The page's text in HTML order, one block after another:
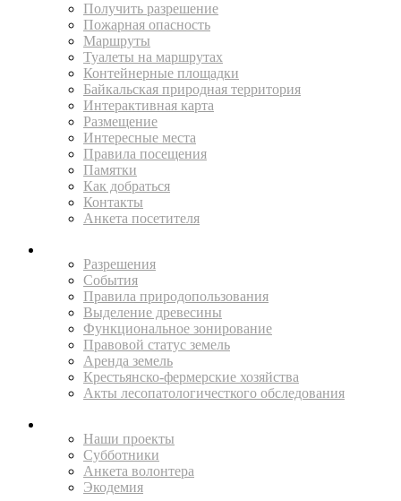
Получить разрешение
Пожарная опасность
Маршруты
Туалеты на маршрутах
Контейнерные площадки
Байкальская природная территория
Интерактивная карта
Размещение
Интересные места
Правила посещения
Памятки
Как добраться
Контакты
Анкета посетителя
Разрешения
События
Правила природопользования
Выделение древесины
Функциональное зонирование
Правовой статус земель
Аренда земель
Крестьянско-фермерские хозяйства
Акты лесопатологичесткого обследования
Наши проекты
Субботники
Анкета волонтера
Экодемия